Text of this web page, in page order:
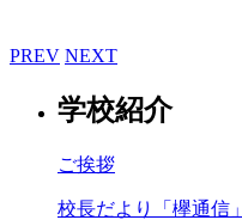
PREV NEXT
学校紹介
ご挨拶
校長だより「欅通信」